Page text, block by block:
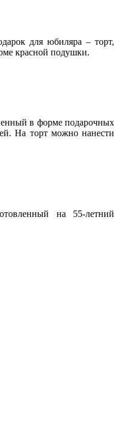
для юбиляра – торт,
красной подушки.
в форме подарочных
На торт можно нанести
на 55-летний